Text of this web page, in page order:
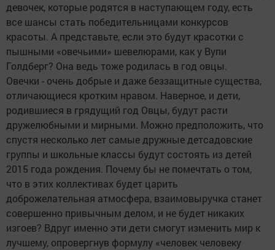
девочек, которые родятся в наступающем году, есть
все шансы стать победительницами конкурсов
красоты. А представьте, если это будут красотки с
пышными «овечьими» шевелюрами, как у Вупи
Голдберг? Она ведь тоже родилась в год овцы.
Овечки - очень добрые и даже беззащитные существа,
отличающиеся кротким нравом. Наверное, и дети,
родившиеся в грядущий год Овцы, будут расти
дружелюбными и мирными. Можно предположить, что
спустя несколько лет самые дружные детсадовские
группы и школьные классы будут состоять из детей
2015 года рождения. Почему бы не помечтать о том,
что в этих коллективах будет царить
доброжелательная атмосфера, взаимовыручка станет
совершенно привычным делом, и не будет никаких
изгоев? Вдруг именно эти дети смогут изменить мир к
лучшему, опровергнув формулу «человек человеку